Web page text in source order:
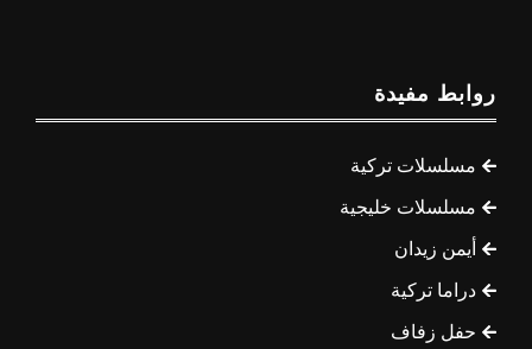
روابط مفيدة
مسلسلات تركية
مسلسلات خليجية
أيمن زيدان
دراما تركية
حفل زفاف